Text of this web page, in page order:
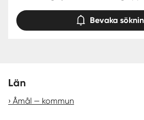
Bevaka
Län
Åmål — kommun